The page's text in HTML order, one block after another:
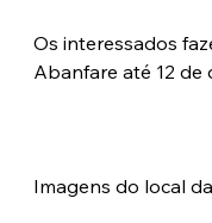
Os interessados
Abanfare até 12 de
Imagens do local